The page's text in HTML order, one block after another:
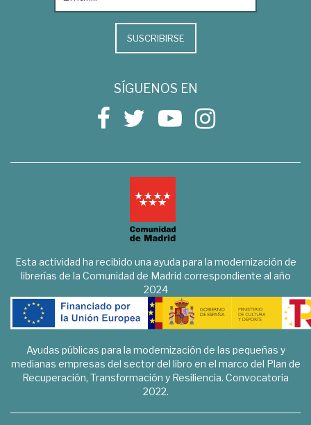
SUSCRIBIRSE
SÍGUENOS EN
Esta actividad ha recibido una ayuda para la modernización de
librerías de la Comunidad de Madrid correspondiente al año
2024
Ayudas públicas para la modernización de las pequeñas y
medianas empresas del sector del libro en el marco del Plan de
Recuperación, Transformación y Resiliencia. Convocatoria
2022.